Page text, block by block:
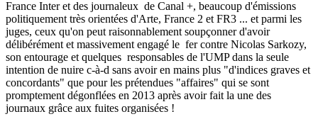
France Inter et des journaleux de Canal +, beaucoup d'émissions
politiquement très orientées d'Arte, France 2 et FR3 ... et parmi les
juges, ceux qu'on peut raisonnablement soupçonner d'avoir
délibérément et massivement engagé le fer contre Nicolas Sarkozy,
son entourage et quelques responsables de l'UMP dans la seule
intention de nuire c-à-d sans avoir en mains plus "d'indices graves et
concordants" que pour les prétendues "affaires" qui se sont
promptement dégonflées en 2013 après avoir fait la une des
journaux grâce aux fuites organisées !